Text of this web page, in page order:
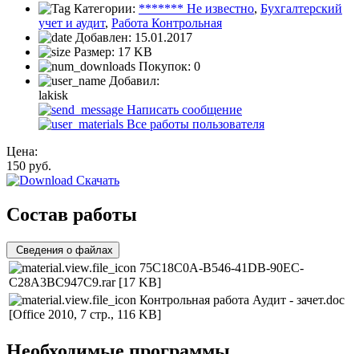
Категории: ******* Не известно, Бухгалтерский
учет и аудит, Работа Контрольная
Добавлен: 15.01.2017
Размер: 17 KB
Покупок: 0
Добавил:
lakisk
Написать сообщение
Все работы пользователя
Цена:
150 руб.
Скачать
Состав работы
Сведения о файлах
75C18C0A-B546-41DB-90EC-
C28A3BC947C9.rar [17 KB]
Контрольная работа Аудит - зачет.doc
[Office 2010, 7 стр., 116 KB]